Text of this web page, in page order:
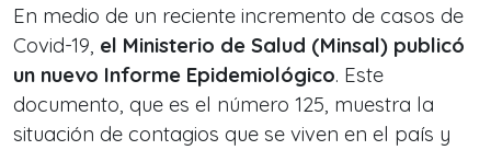
En medio de un reciente incremento de casos de
Covid-19, el Ministerio de Salud (Minsal) publicó
un nuevo Informe Epidemiológico. Este
documento, que es el número 125, muestra la
situación de contagios que se viven en el país y